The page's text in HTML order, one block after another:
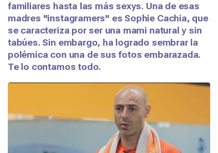
familiares hasta las más sexys. Una de esas
madres "instagramers" es Sophie Cachia, que
se caracteriza por ser una mami natural y sin
tabúes. Sin embargo, ha logrado sembrar la
polémica con una de sus fotos embarazada.
Te lo contamos todo.